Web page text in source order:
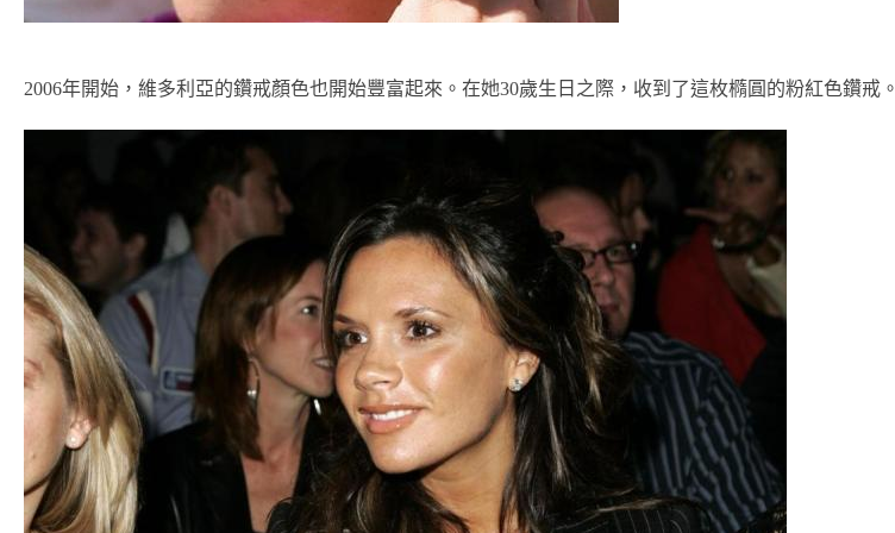
2006年開始，維多利亞的鑽戒顏色也開始豐富起來。在她30歲生日之際，收到了這枚橢圓的粉紅色鑽戒。